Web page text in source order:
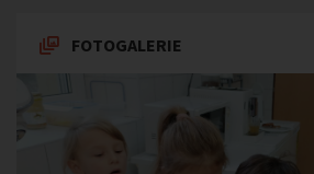
FOTOGALERIE